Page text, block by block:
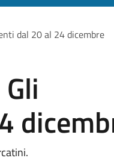
dal 20 al 24 dicembre